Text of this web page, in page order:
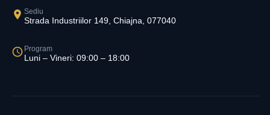
Sediu
Strada Industriilor 149, Chiajna, 077040
Program
Luni – Vineri: 09:00 – 18:00